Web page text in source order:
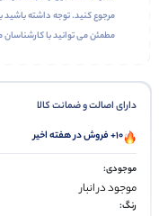
مرجوع کنید. توجه داشته
مطمئن می توانید با کارشناسان
دارای اصالت و ضمانت کالا
10+ فروش در هفته اخیر
موجودی:
رنگ: